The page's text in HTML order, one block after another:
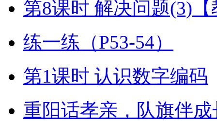
第8课时 解决问题(3)
练一练（P53-54）
第1课时 认识数字编码
重阳话孝亲，队旗伴成